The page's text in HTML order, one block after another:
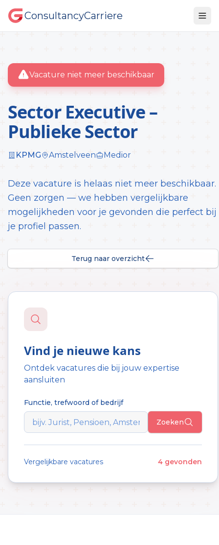
ConsultancyCarriere
Vacature niet meer beschikbaar
Sector Executive –
Publieke Sector
KPMG Amstelveen Medior
Deze vacature is helaas niet meer beschikbaar.
Geen zorgen — we hebben vergelijkbare
mogelijkheden voor je gevonden die perfect bij
je profiel passen.
Terug naar overzicht
Vind je nieuwe kans
Ontdek vacatures die bij jouw expertise
aansluiten
Functie, trefwoord of bedrijf
Zoeken
Vergelijkbare vacatures 4 gevonden